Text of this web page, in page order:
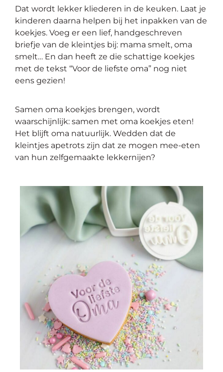
Dat wordt lekker kliederen in de keuken. Laat je
kinderen daarna helpen bij het inpakken van de
koekjes. Voeg er een lief, handgeschreven
briefje van de kleintjes bij: mama smelt, oma
smelt… En dan heeft ze die schattige koekjes
met de tekst “Voor de liefste oma” nog niet
eens gezien!
Samen oma koekjes brengen, wordt
waarschijnlijk: samen met oma koekjes eten!
Het blijft oma natuurlijk. Wedden dat de
kleintjes apetrots zijn dat ze mogen mee-eten
van hun zelfgemaakte lekkernijen?